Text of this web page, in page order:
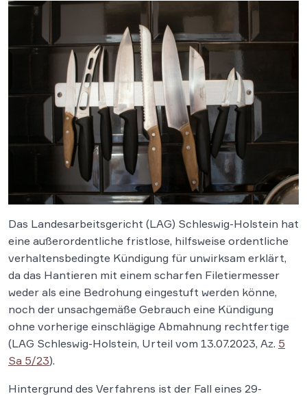
Das Landesarbeitsgericht (LAG) Schleswig-Holstein hat
eine außerordentliche fristlose, hilfsweise ordentliche
verhaltensbedingte Kündigung für unwirksam erklärt,
da das Hantieren mit einem scharfen Filetiermesser
weder als eine Bedrohung eingestuft werden könne,
noch der unsachgemäße Gebrauch eine Kündigung
ohne vorherige einschlägige Abmahnung rechtfertige
(LAG Schleswig-Holstein, Urteil vom 13.07.2023, Az. 5
Sa 5/23).
Hintergrund des Verfahrens ist der Fall eines 29-